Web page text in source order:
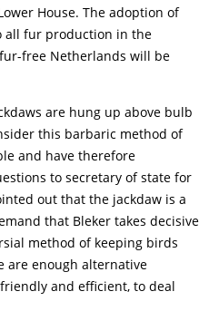
House. The adoption of
all fur production in the
free Netherlands will be
are hung up above bulb
this barbaric method of
and have therefore
to secretary of state for
out that the jackdaw is a
that Bleker takes decisive
method of keeping birds
are enough alternative
and efficient, to deal